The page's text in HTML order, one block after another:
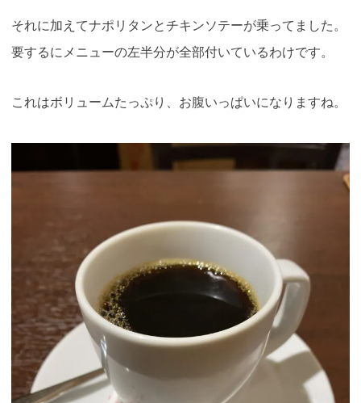
それに加えてナポリタンとチキンソテーが乗ってました。
要するにメニューの左半分が全部付いているわけです。
これはボリュームたっぷり、お腹いっぱいになりますね。